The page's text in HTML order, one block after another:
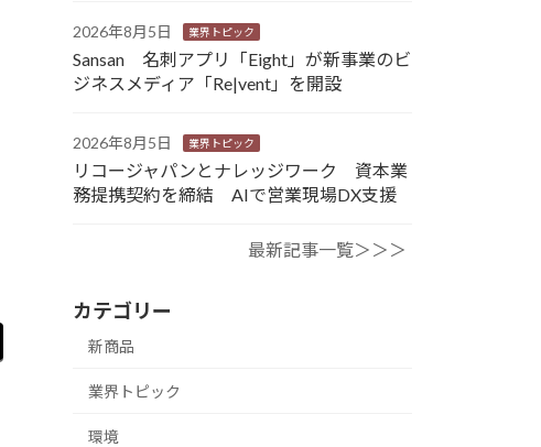
2026年8月5日 業界トピック
Sansan 名刺アプリ「Eight」が新事業のビ
ジネスメディア「Re|vent」を開設
2026年8月5日 業界トピック
リコージャパンとナレッジワーク 資本業
務提携契約を締結 AIで営業現場DX支援
最新記事一覧＞＞＞
カテゴリー
新商品
業界トピック
環境